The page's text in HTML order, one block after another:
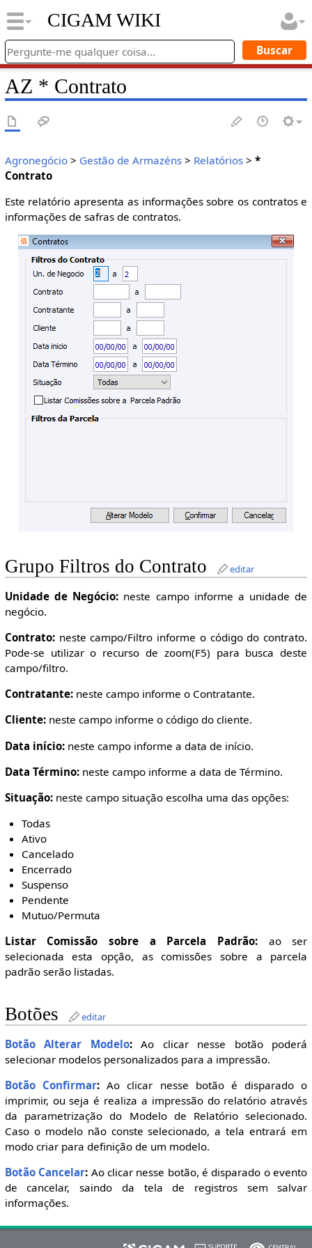
CIGAM WIKI
AZ * Contrato
Agronegócio> Gestão de Armazéns> Relatórios> *
Contrato
Este relatório apresenta as informações sobre os contratos e
informações de safras de contratos.
Grupo Filtros do Contrato editar
Unidade de Negócio: neste campo informe a unidade de
negócio.
Contrato:neste campo/Filtro informe o código do contrato.
Pode-se utilizar o recurso de zoom(F5) para busca deste
campo/filtro.
Contratante:neste campo informe o Contratante.
Cliente:neste campo informe o código do cliente.
Data início:neste campo informe a data de início.
Data Término:neste campo informe a data de Término.
Situação:neste campo situação escolha uma das opções:
Todas
Ativo
Cancelado
Encerrado
Suspenso
Pendente
Mutuo/Permuta
Listar Comissão sobre a Parcela Padrão:ao ser
selecionada esta opção, as comissões sobre a parcela
padrão serão listadas.
Botões editar
Botão Alterar Modelo:Ao clicar nesse botão poderá
selecionar modelos personalizados para a impressão.
Botão Confirmar: Ao clicar nesse botão é disparado o
imprimir, ou seja é realiza a impressão do relatório através
da parametrização do Modelo de Relatório selecionado.
Caso o modelo não conste selecionado, a tela entrará em
modo criar para definição de um modelo.
Botão Cancelar: Ao clicar nesse botão, é disparado o evento
de cancelar, saindo da tela de registros sem salvar
informações.